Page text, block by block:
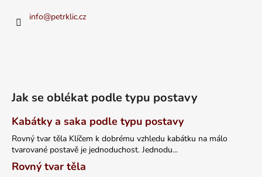
info@petrklic.cz
Jak se oblékat podle typu postavy
Kabátky a saka podle typu postavy
Rovný tvar těla Klíčem k dobrému vzhledu kabátku na málo
tvarované postavě je jednoduchost. Jednodu...
Rovný tvar těla